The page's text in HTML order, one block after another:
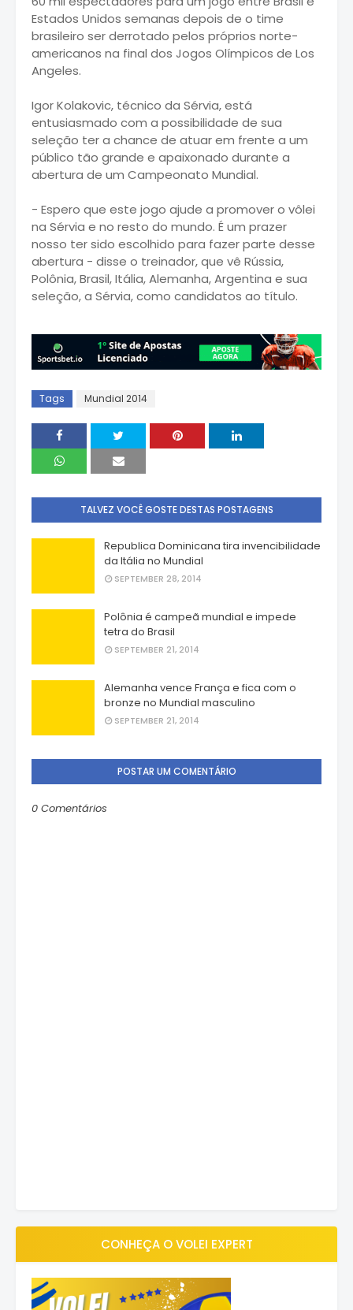
Estados Unidos semanas depois de o time
brasileiro ser derrotado pelos próprios norte-
americanos na final dos Jogos Olímpicos de Los
Angeles.
Igor Kolakovic, técnico da Sérvia, está
entusiasmado com a possibilidade de sua
seleção ter a chance de atuar em frente a um
público tão grande e apaixonado durante a
abertura de um Campeonato Mundial.
- Espero que este jogo ajude a promover o vôlei
na Sérvia e no resto do mundo. É um prazer
nosso ter sido escolhido para fazer parte desse
abertura - disse o treinador, que vê Rússia,
Polônia, Brasil, Itália, Alemanha, Argentina e sua
seleção, a Sérvia, como candidatos ao título.
Tags Mundial 2014
TALVEZ VOCÊ GOSTE DESTAS POSTAGENS
Republica Dominicana tira invencibilidade
da Itália no Mundial
SEPTEMBER 28, 2014
Polônia é campeã mundial e impede
tetra do Brasil
SEPTEMBER 21, 2014
Alemanha vence França e fica com o
bronze no Mundial masculino
SEPTEMBER 21, 2014
POSTAR UM COMENTÁRIO
0 Comentários
CONHEÇA O VOLEI EXPERT